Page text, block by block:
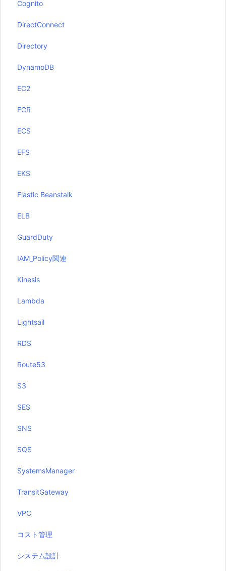
Cognito
DirectConnect
Directory
DynamoDB
EC2
ECR
ECS
EFS
EKS
Elastic Beanstalk
ELB
GuardDuty
IAM_Policy関連
Kinesis
Lambda
Lightsail
RDS
Route53
S3
SES
SNS
SQS
SystemsManager
TransitGateway
VPC
コスト管理
システム設計